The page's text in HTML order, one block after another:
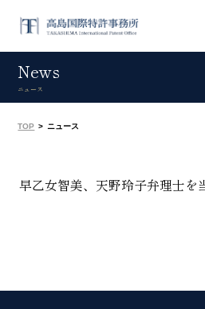
News
ニュース
TOP > ニュース
早乙女智美、天野玲子弁理士を